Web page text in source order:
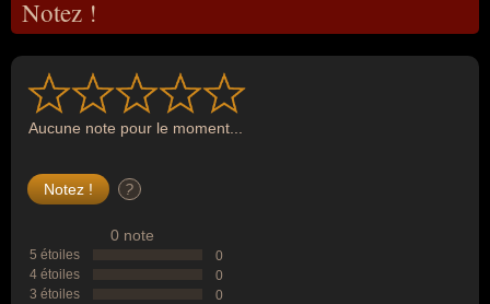
Notez !
Aucune note pour le moment...
?
0 note
5 étoiles
0
4 étoiles
0
3 étoiles
0